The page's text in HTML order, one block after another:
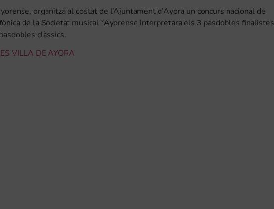
organitza al costat de l’Ajuntament d’Ayora un concurs nacional de
de la Societat musical *Ayorense interpretara els 3 pasdobles finalistes
clàssics.
VILLA DE AYORA